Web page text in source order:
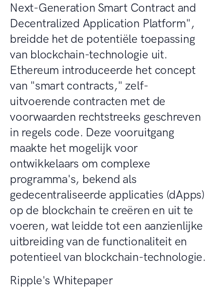
Next-Generation Smart Contract and
Decentralized Application Platform",
breidde het de potentiële toepassing
van blockchain-technologie uit.
Ethereum introduceerde het concept
van "smart contracts," zelf-
uitvoerende contracten met de
voorwaarden rechtstreeks geschreven
in regels code. Deze vooruitgang
maakte het mogelijk voor
ontwikkelaars om complexe
programma's, bekend als
gedecentraliseerde applicaties (dApps)
op de blockchain te creëren en uit te
voeren, wat leidde tot een aanzienlijke
uitbreiding van de functionaliteit en
potentieel van blockchain-technologie.
Ripple's Whitepaper